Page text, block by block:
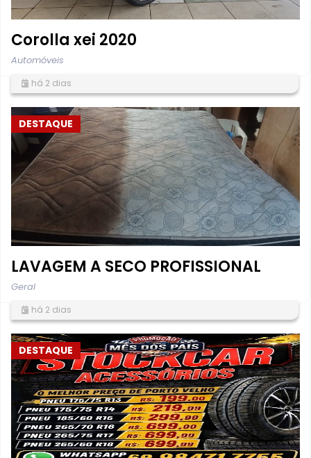
Corolla xei 2020
Automóveis
há 2 dias
DESTAQUE
LAVAGEM A SECO PROFISSIONAL
Geral
há 2 dias
DESTAQUE